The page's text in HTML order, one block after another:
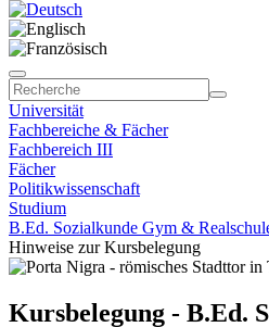
Universität
Fachbereiche & Fächer
Fachbereich III
Fächer
Politikwissenschaft
Studium
B.Ed. Sozialkunde Gym &
Hinweise zur Kursbelegung
Kursbelegung - B.Ed.